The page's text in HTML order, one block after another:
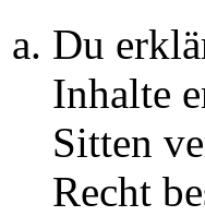
Du
Inhalte
Sitten
Recht